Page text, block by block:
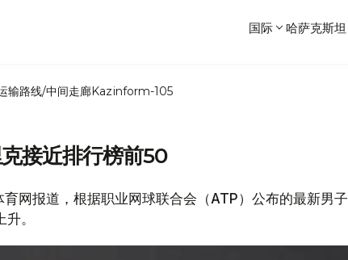
国际 哈萨克斯坦
输路线/中间走廊Kazinform-105
接近排行榜前50
网报道，根据职业网球联合会（ATP）公布的最新男子
。